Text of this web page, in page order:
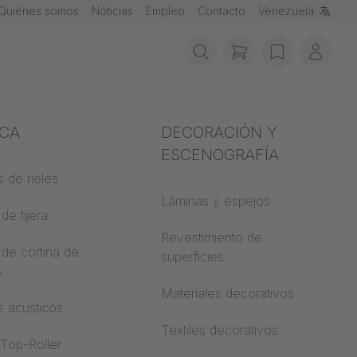
somos Noticias Empleo Contacto Venezuela
contra
Acústica
aprendizaje
abierto
Arquitectura
de rieles
tijera
cortina de
acústicos
Roller
DECORACIÓN Y
ESCENOGRAFÍA
Láminas y espejos
Revestimiento de
superficies
Materiales decorativos
Textiles decorativos
items in cart,
wishlistMi